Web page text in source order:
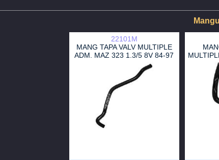
22101M
MANG TAPA VALV MULTIPLE
ADM. MAZ 323 1.3/5 8V 84-97
5/16 OEM E30113337A